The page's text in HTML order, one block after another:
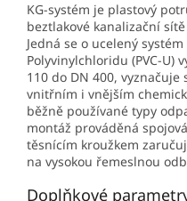
KG-systém je plastový
beztlakové kanalizační
Jedná se o ucelený
Polyvinylchloridu (PVC-U)
110 do DN 400,
vnitřním i vnějším
běžně používané typy
montáž prováděná
těsnícím kroužkem
na vysokou řemeslnou
Doplňkové